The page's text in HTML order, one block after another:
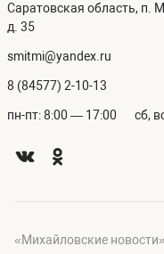
Саратовская область, п.
д. 35
smitmi@yandex.ru
8 (84577) 2-10-13
пн-пт: 8:00 — 17:00 сб,
«Михайловские